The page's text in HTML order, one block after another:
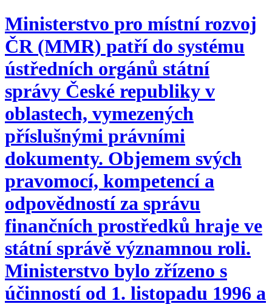
Ministerstvo pro místní rozvoj
ČR (MMR) patří do systému
ústředních orgánů státní
správy České republiky v
oblastech, vymezených
příslušnými právními
dokumenty. Objemem svých
pravomocí, kompetencí a
odpovědností za správu
finančních prostředků hraje ve
státní správě významnou roli.
Ministerstvo bylo zřízeno s
účinností od 1. listopadu 1996 a